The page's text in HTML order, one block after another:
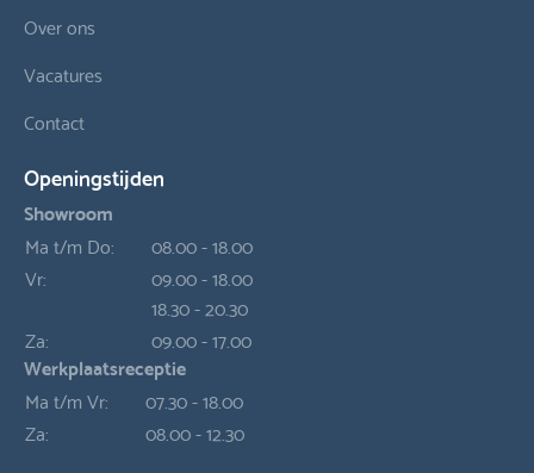
Over ons
Vacatures
Contact
Openingstijden
Showroom
Ma t/m Do:
08.00 - 18.00
Vr:
09.00 - 18.00
18.30 - 20.30
Za:
09.00 - 17.00
Werkplaatsreceptie
Ma t/m Vr:
07.30 - 18.00
Za:
08.00 - 12.30